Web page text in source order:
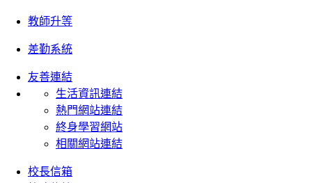
教師升等
差勤系統
友善連結
生活資訊連結
熱門網站連結
終身學習網站
相關網站連結
校長信箱